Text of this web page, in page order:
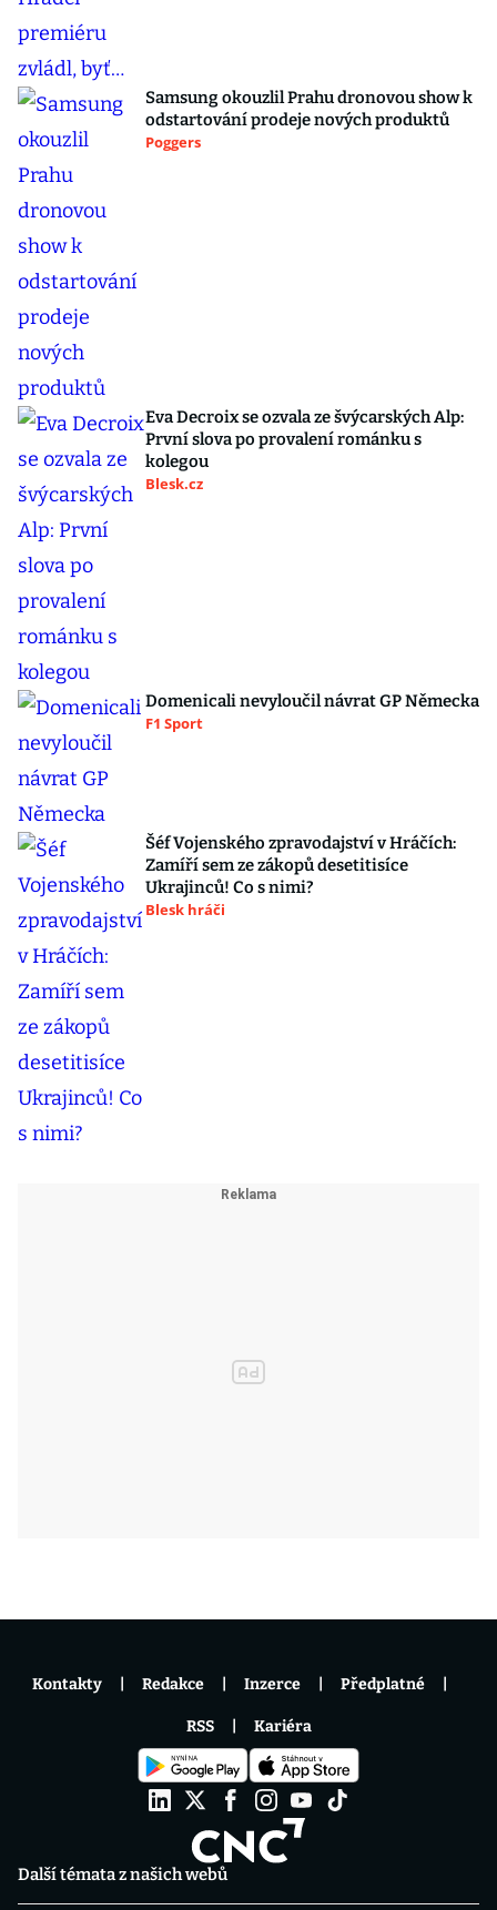
Samsung okouzlil Prahu dronovou show k
odstartování prodeje nových produktů
Poggers
Eva Decroix se ozvala ze švýcarských Alp:
První slova po provalení románku s
kolegou
Blesk.cz
Domenicali nevyloučil návrat GP Německa
F1 Sport
Šéf Vojenského zpravodajství v Hráčích:
Zamíří sem ze zákopů desetitisíce
Ukrajinců! Co s nimi?
Blesk hráči
Další témata z našich webů
Kontakty Redakce Inzerce Předplatné
RSS Kariéra